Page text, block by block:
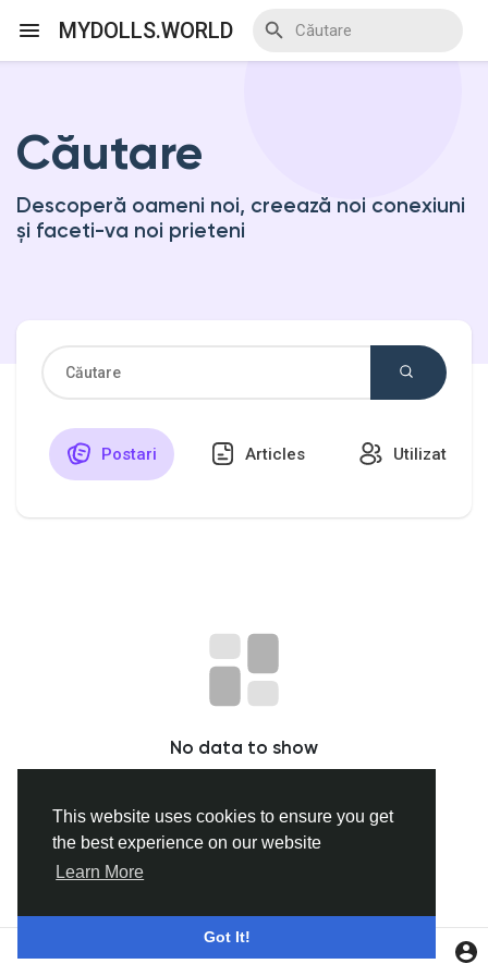
This website uses cookies to ensure you get
the best experience on our website
Learn More
Got It!
MYDOLLS.WORLD
Discover Events
My Events
Discover Grupuri
Popular Posts
Căutare
Descoperă oameni noi, creează noi conexiuni
și faceti-va noi prieteni
Postari Articles Utilizatori
No data to show